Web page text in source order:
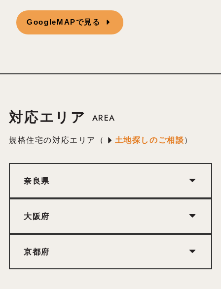
GoogleMAPで見る
対応エリア AREA
規格住宅の対応エリア（ 土地探しのご相談）
奈良県
大阪府
京都府